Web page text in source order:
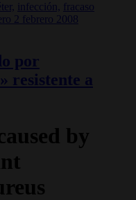
infección, fracaso
2 febrero 2008
por
resistente a
by